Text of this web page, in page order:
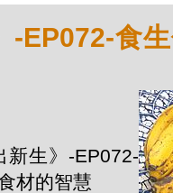
-EP072-食
新生》-EP072-
材的智慧